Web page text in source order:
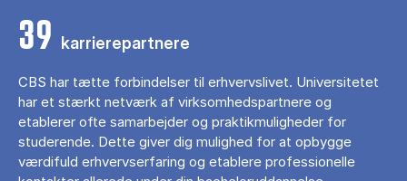
39 karrierepartnere
CBS har tætte forbindelser til erhvervslivet. Universitetet
har et stærkt netværk af virksomhedspartnere og
etablerer ofte samarbejder og praktikmuligheder for
studerende. Dette giver dig mulighed for at opbygge
værdifuld erhvervserfaring og etablere professionelle